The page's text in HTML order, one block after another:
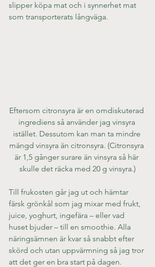
slipper köpa mat och i synnerhet mat
som transporterats långväga.
Eftersom citronsyra är en omdiskuterad
ingrediens så använder jag vinsyra
istället. Dessutom kan man ta mindre
mängd vinsyra än citronsyra. (Citronsyra
är 1,5 gånger surare än vinsyra så här
skulle det räcka med 20 g vinsyra.)
Till frukosten går jag ut och hämtar
färsk grönkål som jag mixar med frukt,
juice, yoghurt, ingefära – eller vad
huset bjuder – till en smoothie. Alla
näringsämnen är kvar så snabbt efter
skörd och utan uppvärmning så jag tror
att det ger en bra start på dagen.